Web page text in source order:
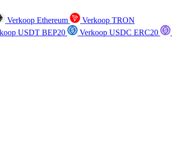
Verkoop Ethereum
Verkoop TRON
USDT BEP20 Verkoop USDC ERC20